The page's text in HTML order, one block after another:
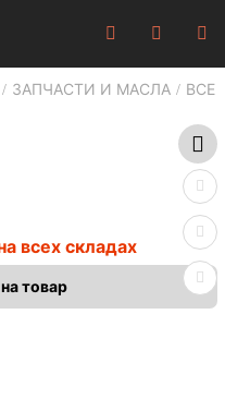
ЗАПЧАСТИ И МАСЛА ВСЕ
всех складах
товар